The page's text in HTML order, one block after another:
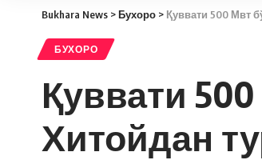
Bukhara News >Бухоро > Қуввати 500 Мвт
БУХОРО
Қуввати
Хитойдан